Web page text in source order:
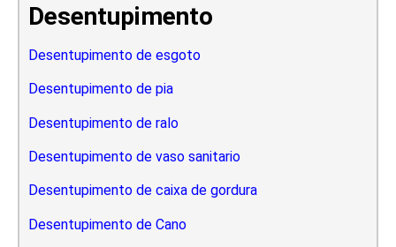
Desentupimento
Desentupimento de esgoto
Desentupimento de pia
Desentupimento de ralo
Desentupimento de vaso sanitario
Desentupimento de caixa de gordura
Desentupimento de Cano